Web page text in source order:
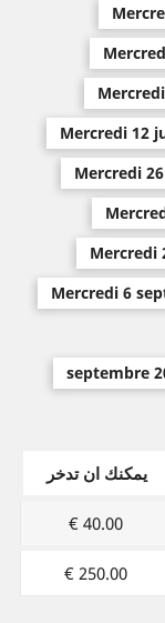
Mercredi 12
Mercredi
Mercredi
Mercredi 6
يمكنك ان تدخر
40.00 €
250.00 €